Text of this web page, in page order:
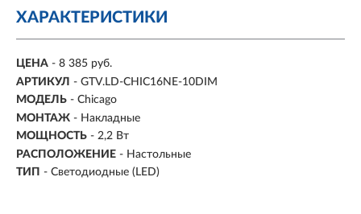
ХАРАКТЕРИСТИКИ
ЦЕНА - 8 385 руб.
АРТИКУЛ - GTV.LD-CHIC16NE-10DIM
МОДЕЛЬ - Chicago
МОНТАЖ - Накладные
МОЩНОСТЬ - 2,2 Вт
РАСПОЛОЖЕНИЕ - Настольные
ТИП - Светодиодные (LED)